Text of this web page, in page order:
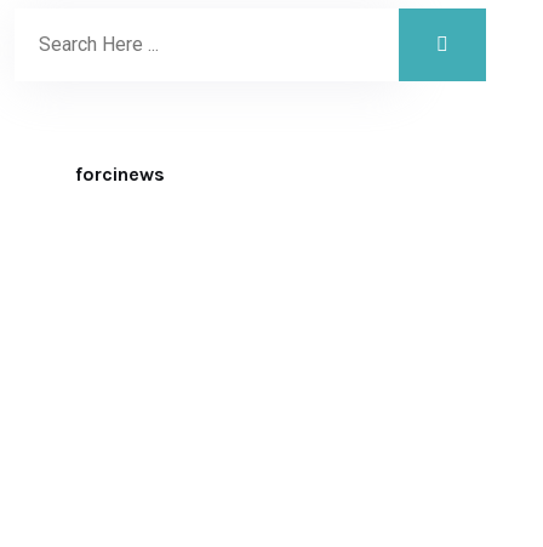
forcinews